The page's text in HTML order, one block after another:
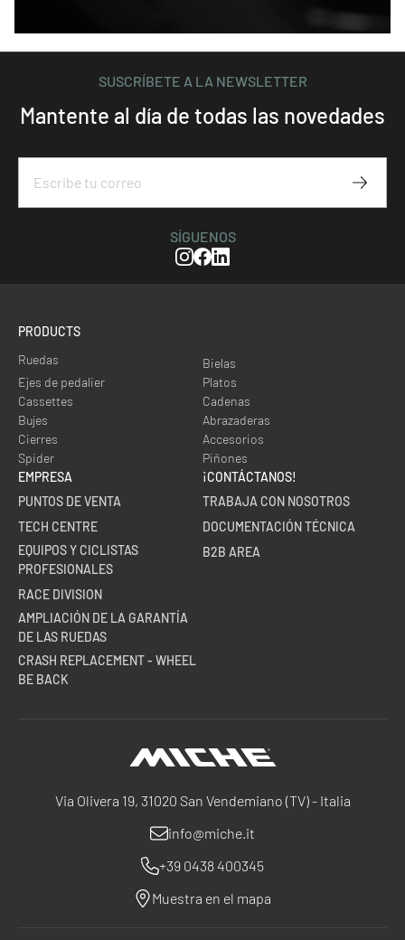
SUSCRÍBETE A LA NEWSLETTER
Mantente al día de todas las novedades
SÍGUENOS
Instagram
Facebook
Linkedin
Via Olivera 19, 31020 San Vendemiano (TV) - Italia
info@miche.it
+39 0438 400345
Muestra en el mapa
PRODUCTS
Ruedas
Bielas
Ejes de pedalier
Platos
Cassettes
Cadenas
Bujes
Abrazaderas
Cierres
Accesorios
Spider
Piñones
EMPRESA
PUNTOS DE VENTA
TECH CENTRE
EQUIPOS Y CICLISTAS
PROFESIONALES
RACE DIVISION
AMPLIACIÓN DE LA GARANTÍA
DE LAS RUEDAS
CRASH REPLACEMENT - WHEEL
BE BACK
¡CONTÁCTANOS!
TRABAJA CON NOSOTROS
DOCUMENTACIÓN TÉCNICA
B2B AREA